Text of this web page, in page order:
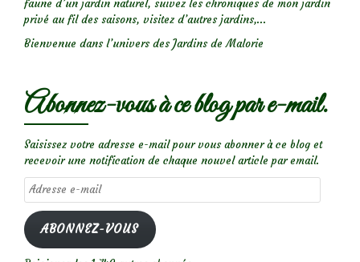
faune d’un jardin naturel, suivez les chroniques de mon jardin
privé au fil des saisons, visitez d’autres jardins,...
Bienvenue dans l’univers des Jardins de Malorie
Abonnez-vous à ce blog par e-mail.
Saisissez votre adresse e-mail pour vous abonner à ce blog et
recevoir une notification de chaque nouvel article par email.
Adresse
e-
mail
ABONNEZ-VOUS